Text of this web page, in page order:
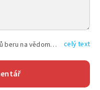
Vyplněním shora uvedených údajů beru na vědomí, že společnost TEXT FACTORY s.r.o., sídlem Brno, Durďákova 336/29, Černá Pole, PSČ: 613 00, IČ: 06157831, zapsané u Krajského soudu v Brně, oddíl C, vložka 100399, bude zpracovávat mé osobní údaje uvedené v rámci mnou vyplněného registračního formuláře na základě oprávněných zájmů TEXT FACTORY s.r.o. dle čl. 6 odst. 1 písm. f) GDPR a pro splnění právních povinností (čl. 6 odst. 1 písm. c) GDPR), a to pro tyto účely: nezbytnost zajistit oprávnění návštěvníka webových stránek provozovaných společností TEXT FACTORY s.r.o. přispívat aktivně ke zveřejněným článkům nebo v rámci diskusních fór a výkon práv TEXT FACTORY s.r.o. jako administrátora těchto diskusních fór. Více informací o zpracování osobních údajů a právech lze nalézt v celý text